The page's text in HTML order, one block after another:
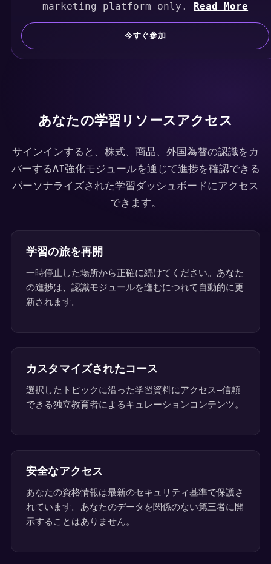
d
t
+
marketing platform only. Read More
今すぐ参加
あなたの学習リソースアクセス
サインインすると、株式、商品、外国為替の認識をカ
バーするAI強化モジュールを通じて進捗を確認できる
パーソナライズされた学習ダッシュボードにアクセス
できます。
学習の旅を再開
一時停止した場所から正確に続けてください。あなた
の進捗は、認識モジュールを進むにつれて自動的に更
新されます。
カスタマイズされたコース
選択したトピックに沿った学習資料にアクセス—信頼
できる独立教育者によるキュレーションコンテンツ。
安全なアクセス
あなたの資格情報は最新のセキュリティ基準で保護さ
れています。あなたのデータを関係のない第三者に開
示することはありません。